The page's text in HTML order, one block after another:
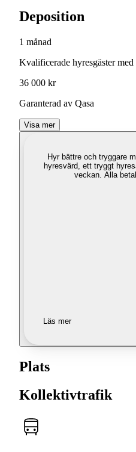
Deposition
1 månad
Kvalificerade hyresgäster
36 000 kr
Garanterad av Qasa
Visa mer
Hyr bättre och tryggare
hyresvärd, ett tryggt
veckan. Alla
Läs mer
Plats
Kollektivtrafik